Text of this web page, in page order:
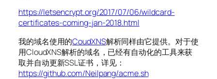
https://letsencrypt.org/2017/07/06/wildcard-
certificates-coming-jan-2018.html
我的域名使用的CoudXNS解析同样由它提供。对于使
用CloudXNS解析的域名，已经有自动化的工具来获
取并自动更新SSL证书，详见：
https://github.com/Neilpang/acme.sh